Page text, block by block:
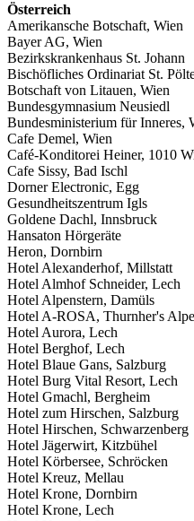
Österreich
Amerikansche Botschaft, Wien
Bayer AG, Wien
Bezirkskrankenhaus St. Johann
Bischöfliches Ordinariat St.
Botschaft von Litauen, Wien
Bundesgymnasium Neusiedl
Bundesministerium für Inneres,
Cafe Demel, Wien
Café-Konditorei Heiner, 1010
Cafe Sissy, Bad Ischl
Dorner Electronic, Egg
Gesundheitszentrum Igls
Goldene Dachl, Innsbruck
Hansaton Hörgeräte
Heron, Dornbirn
Hotel Alexanderhof, Millstatt
Hotel Almhof Schneider, Lech
Hotel Alpenstern, Damüls
Hotel A-ROSA, Thurnher's
Hotel Aurora, Lech
Hotel Berghof, Lech
Hotel Blaue Gans, Salzburg
Hotel Burg Vital Resort, Lech
Hotel Gmachl, Bergheim
Hotel zum Hirschen, Salzburg
Hotel Hirschen, Schwarzenberg
Hotel Jägerwirt, Kitzbühel
Hotel Körbersee, Schröcken
Hotel Kreuz, Mellau
Hotel Krone, Dornbirn
Hotel Krone, Lech